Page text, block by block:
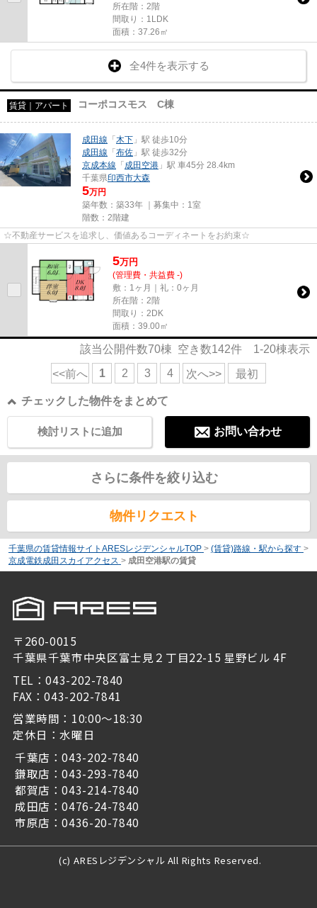
所在階：2階
間取り：1LDK
面積：37.26㎡
全4件を表示する
賃貸｜アパート コーポコスモス C棟
成田線 「木下 」駅 徒歩10分
成田線 「布佐 」駅 徒歩32分
京成本線 「成田空港 」駅 車45分 28.4km
千葉県印西市大森
5万円
築年数：築33年 ｜募集中： 1室
階数：2階建
☆不動産サービスを追求し、価値あるコーディネートをお約束☆
5万円
(管理費・共益費 -)
敷：1ヶ月｜礼：0ヶ月
所在階：2階
間取り：2DK
面積：39.00㎡
該当公開件数70棟 空き数142件 1-20棟表示
<<前へ 1 2 3 4 次へ>> 最初
チェックした物件をまとめて
お問い合わせ
検討リストに追加
さらに条件を絞り込む
物件リクエスト
千葉県の賃貸情報サイトARESレジデンシャルTOP > (賃貸)路線・駅から探す >
京成電鉄成田スカイアクセス > 成田空港駅の賃貸
〒260-0015
千葉県千葉市中央区富士見２丁目22-15 星野ビル 4F
TEL：043-202-7840
FAX：043-202-7841
営業時間：10:00～18:30
定休日：水曜日
千葉店：043-202-7840
鎌取店：043-293-7840
都賀店：043-214-7840
成田店：0476-24-7840
市原店：0436-20-7840
(c) ARESレジデンシャル All Rights Reserved.